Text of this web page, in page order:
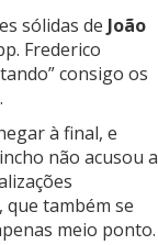
sólidas de João
Frederico
consigo os
à final, e
não acusou a
, que também se
meio ponto.